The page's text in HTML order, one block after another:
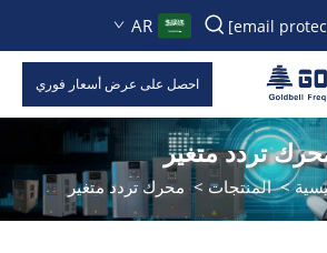
AR
احصل على عرض أسعار فوري
تردد متغير
>المنتجات > محرك تردد متغير